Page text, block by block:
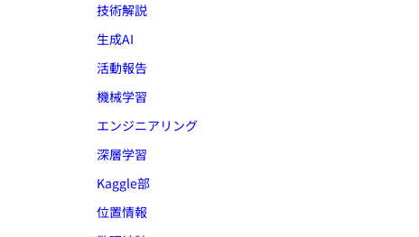
技術解説
生成AI
活動報告
機械学習
エンジニアリング
深層学習
Kaggle部
位置情報